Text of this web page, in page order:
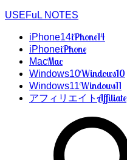
USEFuL NOTES
iPhone14iPhone14
iPhoneiPhone
MacMac
Windows10Windows10
Windows11Windows11
アフィリエイトAffiliate